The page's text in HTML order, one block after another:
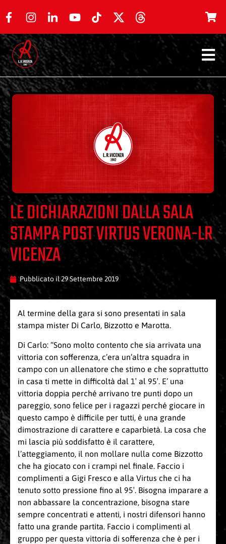
LE DICHIARAZIONI DALLA SALA
STAMPA POST VIRTUS VERONA-LR
VICENZA
Pubblicato il29 Settembre 2019
Al termine della gara si sono presentati in sala
stampa mister Di Carlo, Bizzotto e Marotta.
Di Carlo: “Sono molto contento che sia arrivata una
vittoria con sofferenza, c’era un’altra squadra in
campo con un allenatore che stimo e che soprattutto
in casa ti mette in difficoltà dal 1′ al 95′. E’ una
vittoria doppia perché arrivano tre punti dopo un
pareggio, sono felice per i ragazzi perché giocare in
questo campo è difficile per tutti, è una grande
dimostrazione di carattere e caparbietà. La cosa che
mi lascia più soddisfatto è il carattere,
l’atteggiamento, il non mollare nulla come Bizzotto
che ha giocato con i crampi nel finale. Faccio i
complimenti a Gigi Fresco e alla Virtus che ci ha
tenuto sotto pressione fino al 95′. Bisogna imparare a
non abbassare la concentrazione, bisogna stare
sempre concentrati e attenti, i nostri difensori hanno
fatto una grande partita. Faccio i complimenti al
gruppo per questa vittoria di sofferenza che è per i